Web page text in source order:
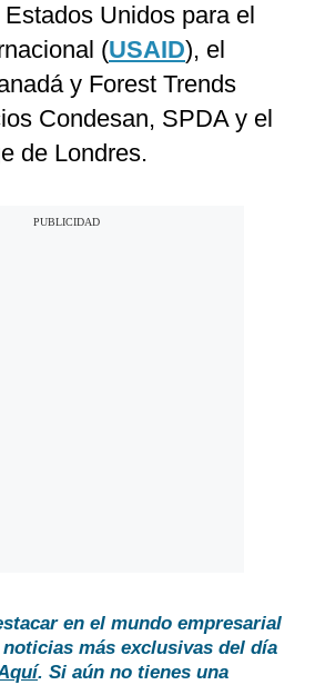
Unidos para el
(USAID), el
y Forest Trends
Condesan, SPDA y el
de Londres.
en el mundo empresarial
más exclusivas del día
. Si aún no tienes una